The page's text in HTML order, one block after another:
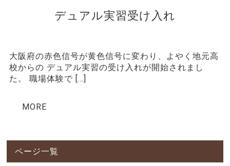
デュアル実習受け入れ
大阪府の赤色信号が黄色信号に変わり、よやく地元高
校からの デュアル実習の受け入れが開始されまし
た。 職場体験で […]
MORE